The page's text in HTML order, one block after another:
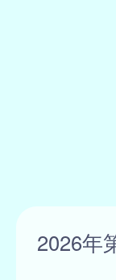
2026年